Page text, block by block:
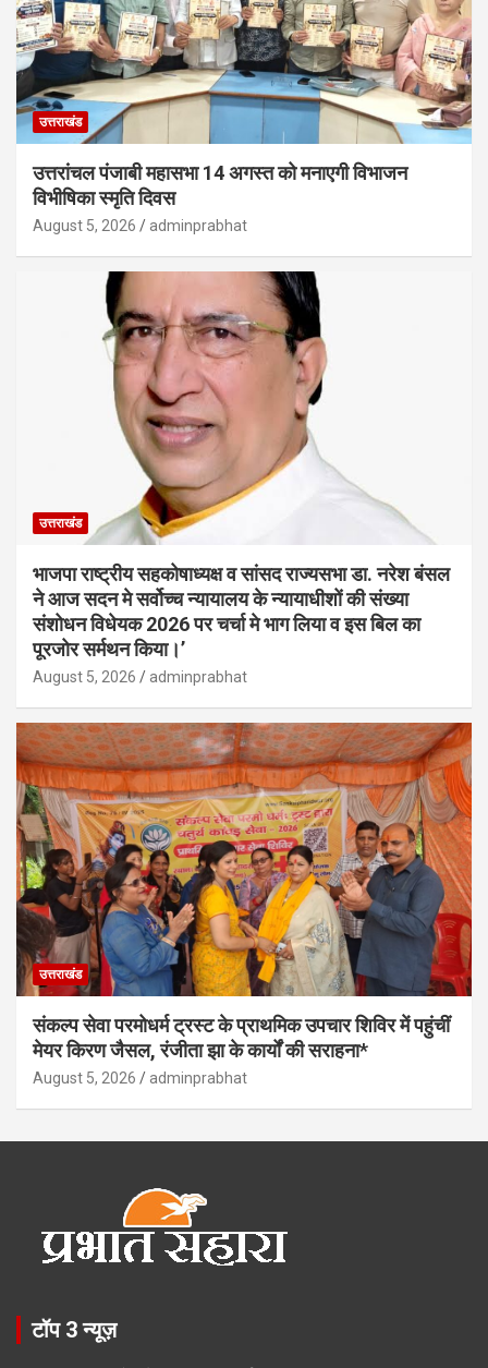
उत्तराखंड
उत्तरांचल पंजाबी महासभा 14 अगस्त को मनाएगी विभाजन
विभीषिका स्मृति दिवस
August 5, 2026 adminprabhat
उत्तराखंड
भाजपा राष्ट्रीय सहकोषाध्यक्ष व सांसद राज्यसभा डा. नरेश बंसल
ने आज सदन मे सर्वोच्च न्यायालय के न्यायाधीशों की संख्या
संशोधन विधेयक 2026 पर चर्चा मे भाग लिया व इस बिल का
पूरजोर सर्मथन किया।’
August 5, 2026 adminprabhat
उत्तराखंड
संकल्प सेवा परमोधर्म ट्रस्ट के प्राथमिक उपचार शिविर में पहुंचीं
मेयर किरण जैसल, रंजीता झा के कार्यों की सराहना*
August 5, 2026 adminprabhat
टॉप 3 न्यूज़